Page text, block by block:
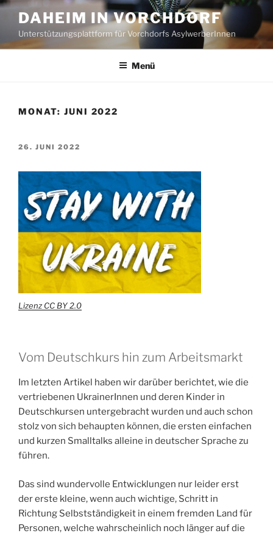
Zum
Inhalt
springen
DAHEIM IN VORCHDORF
Unterstützungsplattform für Vorchdorfs AsylwerberInnen
Menü
MONAT: JUNI 2022
VERÖFFENTLICHT
26. JUNI 2022
Lizenz CC BY 2.0
Vom Deutschkurs hin zum Arbeitsmarkt
Im letzten Artikel haben wir darüber berichtet, wie die
vertriebenen UkrainerInnen und deren Kinder in
Deutschkursen untergebracht wurden und auch schon
stolz von sich behaupten können, die ersten einfachen
und kurzen Smalltalks alleine in deutscher Sprache zu
führen.
Das sind wundervolle Entwicklungen nur leider erst
der erste kleine, wenn auch wichtige, Schritt in
Richtung Selbstständigkeit in einem fremden Land für
Personen, welche wahrscheinlich noch länger auf die